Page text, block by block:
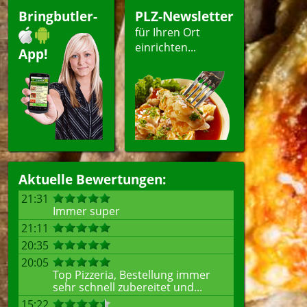
Bringbutler-
App!
PLZ-Newsletter
für Ihren Ort
einrichten...
Aktuelle Bewertungen:
21:31
Immer super
21:11
20:35
20:05
Top Pizzeria, Bestellung immer
sehr schnell zubereitet und...
Getränke